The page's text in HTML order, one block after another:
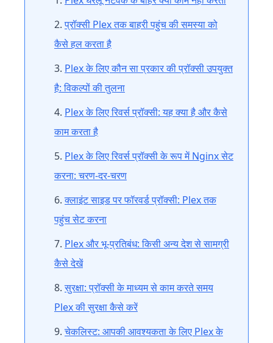
प्रॉक्सी Plex तक बाहरी पहुंच की समस्या को
कैसे हल करता है
Plex के लिए कौन सा प्रकार की प्रॉक्सी उपयुक्त
है: विकल्पों की तुलना
Plex के लिए रिवर्स प्रॉक्सी: यह क्या है और कैसे
काम करता है
Plex के लिए रिवर्स प्रॉक्सी के रूप में Nginx सेट
करना: चरण-दर-चरण
क्लाइंट साइड पर फॉरवर्ड प्रॉक्सी: Plex तक
पहुंच सेट करना
Plex और भू-प्रतिबंध: किसी अन्य देश से सामग्री
कैसे देखें
सुरक्षा: प्रॉक्सी के माध्यम से काम करते समय
Plex की सुरक्षा कैसे करें
चेकलिस्ट: आपकी आवश्यकता के लिए Plex के